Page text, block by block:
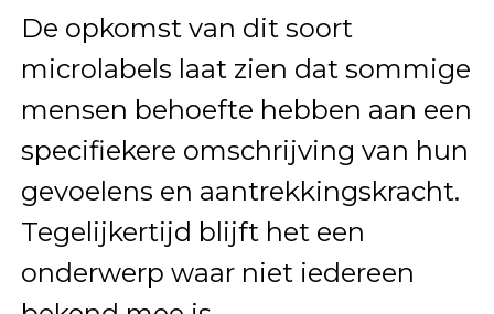
De opkomst van dit soort
microlabels laat zien dat sommige
mensen behoefte hebben aan een
specifiekere omschrijving van hun
gevoelens en aantrekkingskracht.
Tegelijkertijd blijft het een
onderwerp waar niet iedereen